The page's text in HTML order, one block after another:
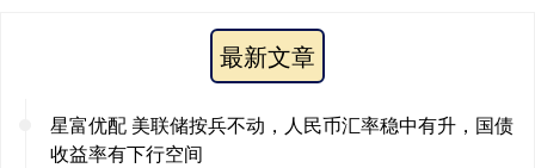
最新文章
星富优配 美联储按兵不动，人民币汇率稳中有升，国债
收益率有下行空间